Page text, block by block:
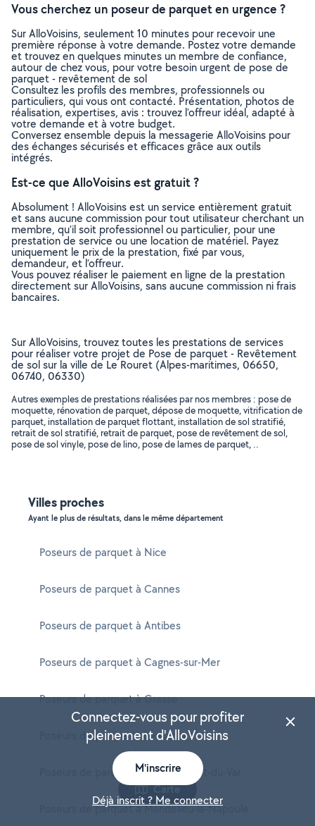
Vous cherchez un poseur de parquet en urgence ?
Sur AlloVoisins, seulement 10 minutes pour recevoir une
première réponse à votre demande. Postez votre demande
et trouvez en quelques minutes un membre de confiance,
autour de chez vous, pour votre besoin urgent de pose de
parquet - revêtement de sol
Consultez les profils des membres, professionnels ou
particuliers, qui vous ont contacté. Présentation, photos de
réalisation, expertises, avis : trouvez l'offreur idéal, adapté à
votre demande et à votre budget.
Conversez ensemble depuis la messagerie AlloVoisins pour
des échanges sécurisés et efficaces grâce aux outils
intégrés.
Est-ce que AlloVoisins est gratuit ?
Absolument ! AlloVoisins est un service entièrement gratuit
et sans aucune commission pour tout utilisateur cherchant un
membre, qu’il soit professionnel ou particulier, pour une
prestation de service ou une location de matériel. Payez
uniquement le prix de la prestation, fixé par vous,
demandeur, et l’offreur.
Vous pouvez réaliser le paiement en ligne de la prestation
directement sur AlloVoisins, sans aucune commission ni frais
bancaires.
Sur AlloVoisins, trouvez toutes les prestations de services
pour réaliser votre projet de Pose de parquet - Revêtement
de sol sur la ville de Le Rouret (Alpes-maritimes, 06650,
06740, 06330)
Autres exemples de prestations réalisées par nos membres : pose de
moquette, rénovation de parquet, dépose de moquette, vitrification de
parquet, installation de parquet flottant, installation de sol stratifié,
retrait de sol stratifié, retrait de parquet, pose de revêtement de sol,
pose de sol vinyle, pose de lino, pose de lames de parquet, ..
Villes proches
Ayant le plus de résultats, dans le même département
Poseurs de parquet à Nice
Poseurs de parquet à Cannes
Poseurs de parquet à Antibes
Poseurs de parquet à Cagnes-sur-Mer
Poseurs de parquet à Grasse
Poseurs de parquet à Le Cannet
Poseurs de parquet à Saint-Laurent-du-Var
Poseurs de parquet à Mandelieu-la-Napoule
Carte
Connectez-vous pour profiter
pleinement d'AlloVoisins
M'inscrire
Déjà inscrit ? Me connecter